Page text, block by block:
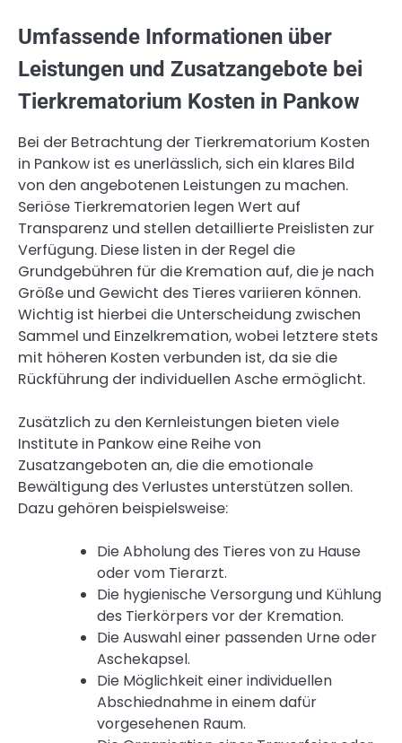
Umfassende Informationen über
Leistungen und Zusatzangebote bei
Tierkrematorium Kosten in Pankow
Bei der Betrachtung der Tierkrematorium Kosten
in Pankow ist es unerlässlich, sich ein klares Bild
von den angebotenen Leistungen zu machen.
Seriöse Tierkrematorien legen Wert auf
Transparenz und stellen detaillierte Preislisten zur
Verfügung. Diese listen in der Regel die
Grundgebühren für die Kremation auf, die je nach
Größe und Gewicht des Tieres variieren können.
Wichtig ist hierbei die Unterscheidung zwischen
Sammel und Einzelkremation, wobei letztere stets
mit höheren Kosten verbunden ist, da sie die
Rückführung der individuellen Asche ermöglicht.
Zusätzlich zu den Kernleistungen bieten viele
Institute in Pankow eine Reihe von
Zusatzangeboten an, die die emotionale
Bewältigung des Verlustes unterstützen sollen.
Dazu gehören beispielsweise:
Die Abholung des Tieres von zu Hause
oder vom Tierarzt.
Die hygienische Versorgung und Kühlung
des Tierkörpers vor der Kremation.
Die Auswahl einer passenden Urne oder
Aschekapsel.
Die Möglichkeit einer individuellen
Abschiednahme in einem dafür
vorgesehenen Raum.